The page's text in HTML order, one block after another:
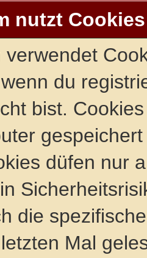
nutzt Cookies
verwendet
du
bist.
düfen nur
die
Mal